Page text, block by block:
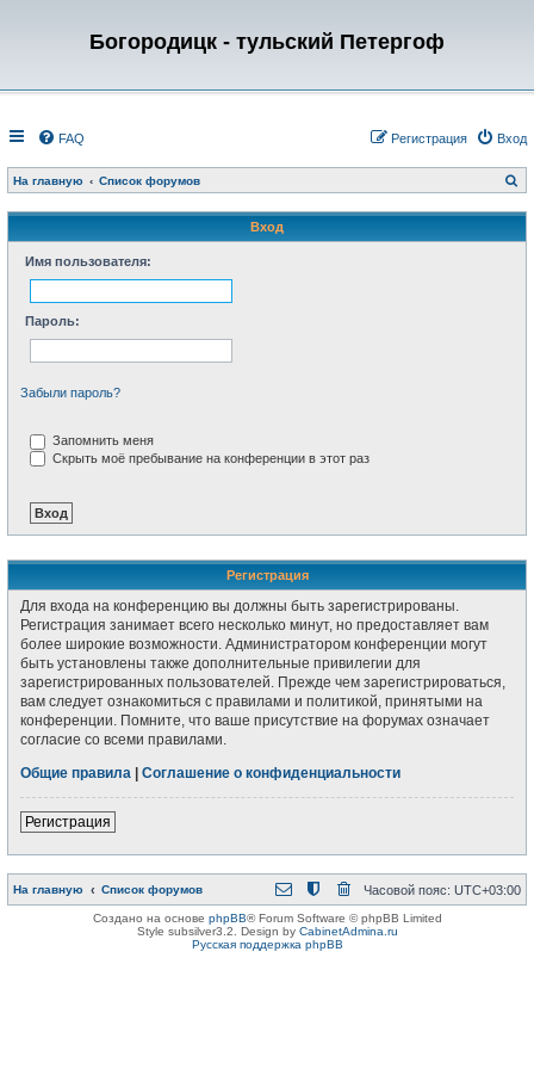
Богородицк - тульский Петергоф
FAQ Вход
Регистрация
На главную Список форумов
о
с
Вход
Имя пользователя:
Пароль:
Забыли пароль?
Запомнить меня
Скрыть моё пребывание на конференции в этот раз
Регистрация
Для входа на конференцию вы должны быть зарегистрированы.
Регистрация занимает всего несколько минут, но предоставляет вам
более широкие возможности. Администратором конференции могут
быть установлены также дополнительные привилегии для
зарегистрированных пользователей. Прежде чем зарегистрироваться,
вам следует ознакомиться с правилами и политикой, принятыми на
конференции. Помните, что ваше присутствие на форумах означает
согласие со всеми правилами.
Общие правила
Соглашение о конфиденциальности
Регистрация
На главную Список форумов Часовой пояс: UTC+03:00
Создано на основе phpBB® Forum Software © phpBB Limited
Style subsilver3.2. Design by CabinetAdmina.ru
Русская поддержка phpBB